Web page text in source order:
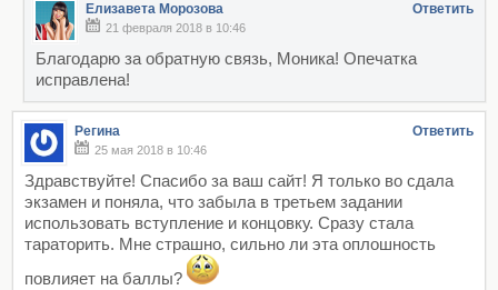
Елизавета Морозова Ответить
21 февраля 2018 в 10:46
Благодарю за обратную связь, Моника! Опечатка
иcправлена!
Регина Ответить
25 мая 2018 в 10:46
Здравствуйте! Спасибо за ваш сайт! Я только во сдала
экзамен и поняла, что забыла в третьем задании
использовать вступление и концовку. Сразу стала
тараторить. Мне страшно, сильно ли эта оплошность
повлияет на баллы?